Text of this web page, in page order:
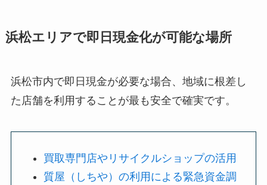
浜松エリアで即日現金化が可能な場所
浜松市内で即日現金が必要な場合、地域に根差し
た店舗を利用することが最も安全で確実です。
買取専門店やリサイクルショップの活用
質屋（しちや）の利用による緊急資金調